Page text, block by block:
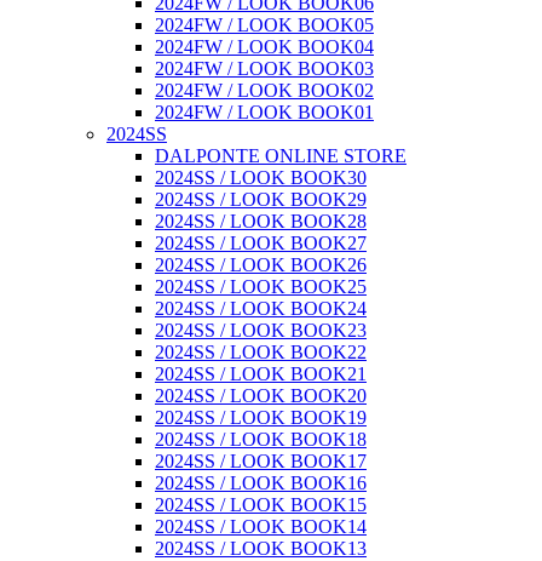
2024FW / LOOK BOOK05
2024FW / LOOK BOOK04
2024FW / LOOK BOOK03
2024FW / LOOK BOOK02
2024FW / LOOK BOOK01
2024SS
DALPONTE ONLINE STORE
2024SS / LOOK BOOK30
2024SS / LOOK BOOK29
2024SS / LOOK BOOK28
2024SS / LOOK BOOK27
2024SS / LOOK BOOK26
2024SS / LOOK BOOK25
2024SS / LOOK BOOK24
2024SS / LOOK BOOK23
2024SS / LOOK BOOK22
2024SS / LOOK BOOK21
2024SS / LOOK BOOK20
2024SS / LOOK BOOK19
2024SS / LOOK BOOK18
2024SS / LOOK BOOK17
2024SS / LOOK BOOK16
2024SS / LOOK BOOK15
2024SS / LOOK BOOK14
2024SS / LOOK BOOK13